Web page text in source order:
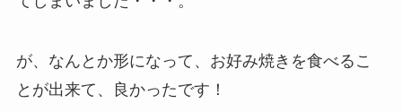
が、なんとか形になって、お好み焼きを食べるこ
とが出来て、良かったです！